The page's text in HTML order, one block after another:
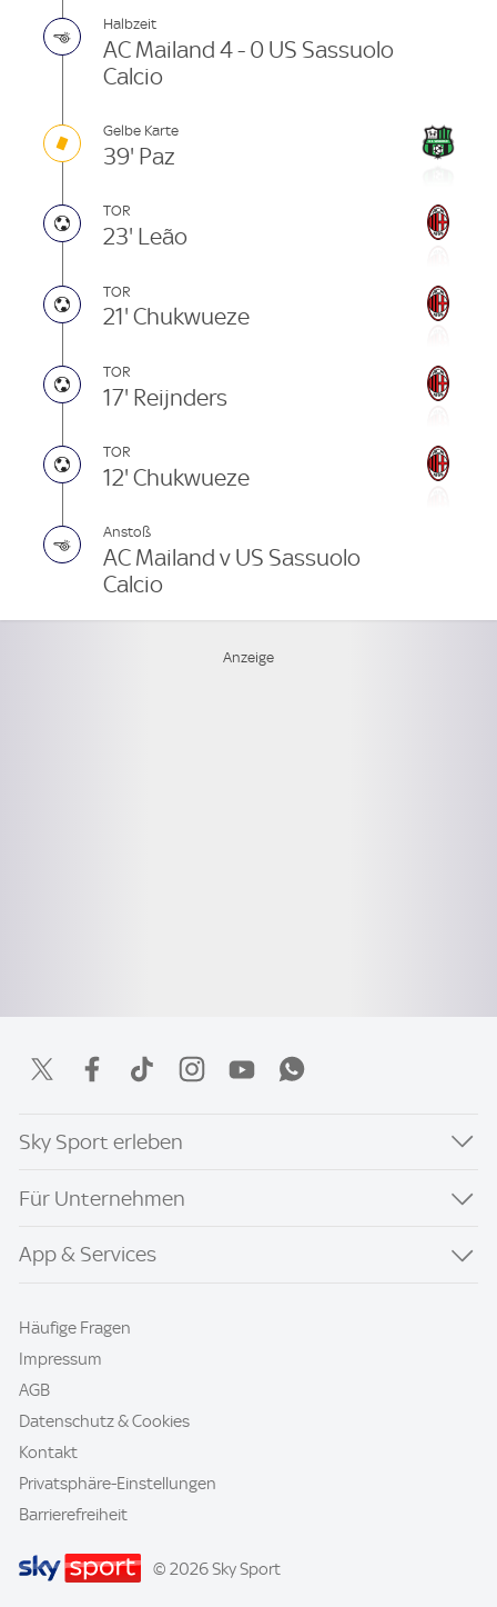
Halbzeit
AC Mailand 4 - 0 US Sassuolo
Calcio
Gelbe Karte
39' Paz
TOR
23' Leão
TOR
21' Chukwueze
TOR
17' Reijnders
TOR
12' Chukwueze
Anstoß
AC Mailand v US Sassuolo
Calcio
Sky Sport erleben
Für Unternehmen
App & Services
Häufige Fragen
Impressum
AGB
Datenschutz & Cookies
Kontakt
Privatsphäre-Einstellungen
Barrierefreiheit
© 2026 Sky Sport